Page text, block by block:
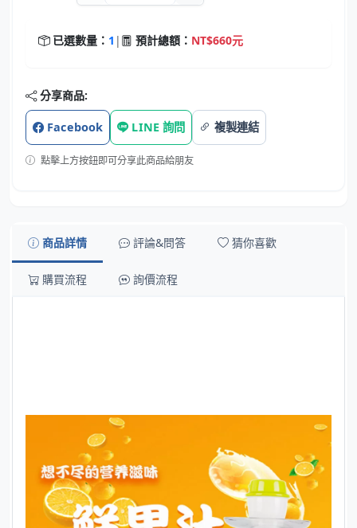
已選數量： 1 | 預計總額： NT$660元
分享商品:
Facebook LINE 詢問 複製連結
點擊上方按鈕即可分享此商品給朋友
商品詳情 評論&問答 猜你喜歡
購買流程 詢價流程